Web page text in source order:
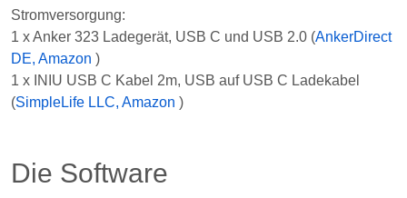
(SimpleLife LLC, Amazon
Die Software
Die Software ermöglicht es, den Coverplayer zu konfigurieren, und
Musiksteuerungs-Software: